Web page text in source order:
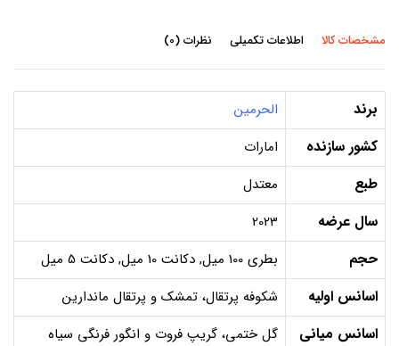
مشخصات کالا اطلاعات تکمیلی نظرات (0)
برند الحرمین
کشور سازنده امارات
طبع معتدل
سال عرضه 2023
حجم بطری 100 میل, دکانت 10 میل, دکانت 5 میل
اسانس اولیه شکوفه پرتقال، تمشک و پرتقال ماندارین
اسانس میانی گل ختمی، گریپ فروت و انگور فرنگی سیاه